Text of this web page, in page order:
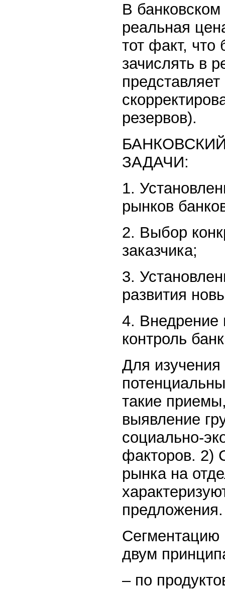
В
реальная
тот факт, что
зачислять в
резервов).
ЗАДАЧИ:
1.
рынков
2. Выбор
заказчика;
3.
развития
4. Внедрение
контроль
Для изучения
такие
выявление
социально-
факторов. 2)
рынка на
предложения.
Сегментацию
двум
– по